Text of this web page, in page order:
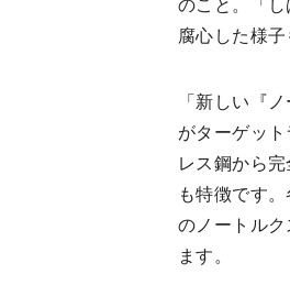
のこと。「
腐心した様
「新しい『
がターゲッ
レス鋼から
も特徴です
のノートル
ます。